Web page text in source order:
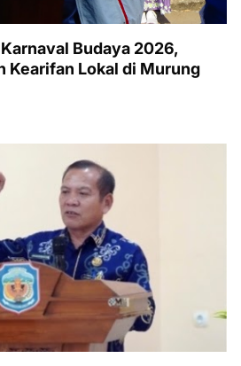
Budaya 2026,
Kearifan Lokal di Murung